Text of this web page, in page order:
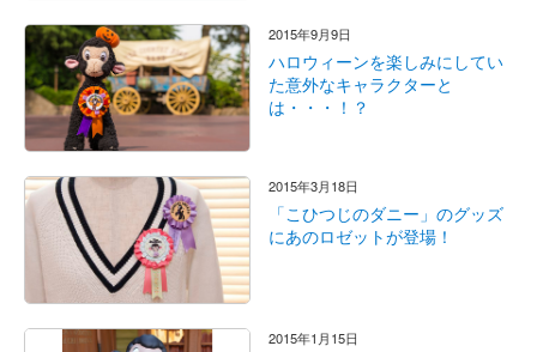
2015年9月9日
ハロウィーンを楽しみにしてい
た意外なキャラクターと
は・・・！？
2015年3月18日
「こひつじのダニー」のグッズ
にあのロゼットが登場！
2015年1月15日